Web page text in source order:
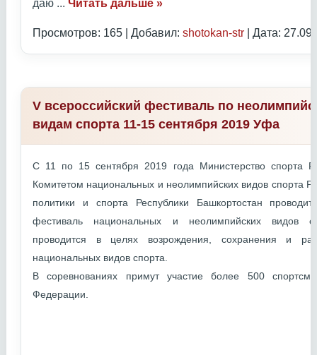
даю ... Читать дальше »
Просмотров: 165 | Добавил: shotokan-str | Дата:
V всероссийский фестиваль по
видам спорта 11-15 сентября 2019 Уфа
С 11 по 15 сентября 2019 года Министерство спорта
Комитетом национальных и неолимпийских видов спорта
политики и спорта Республики Башкортостан
фестиваль национальных и неолимпийских видов
проводится в целях возрождения, сохранения и
национальных видов спорта.
В соревнованиях примут участие более 500
Федерации.